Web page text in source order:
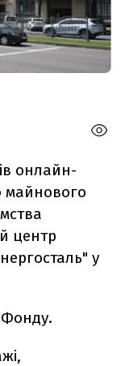
онлайн-
майнового
центр
у